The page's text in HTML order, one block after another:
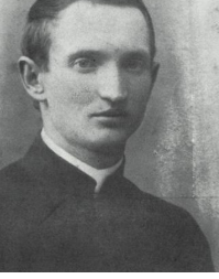
PSICHOLOGIJA
HOROSKOPAI
ASTROLOGIJA